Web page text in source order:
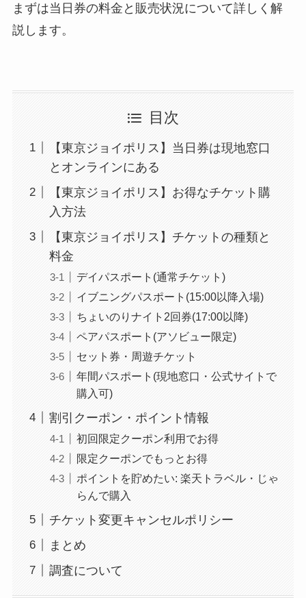
まずは当日券の料金と販売状況について詳しく解
説します。
目次
【東京ジョイポリス】当日券は現地窓口
とオンラインにある
【東京ジョイポリス】お得なチケット購
入方法
【東京ジョイポリス】チケットの種類と
料金
デイパスポート(通常チケット)
イブニングパスポート(15:00以降入場)
ちょいのりナイト2回券(17:00以降)
ペアパスポート(アソビュー限定)
セット券・周遊チケット
年間パスポート(現地窓口・公式サイトで
購入可)
割引クーポン・ポイント情報
初回限定クーポン利用でお得
限定クーポンでもっとお得
ポイントを貯めたい: 楽天トラベル・じゃ
らんで購入
チケット変更キャンセルポリシー
まとめ
調査について